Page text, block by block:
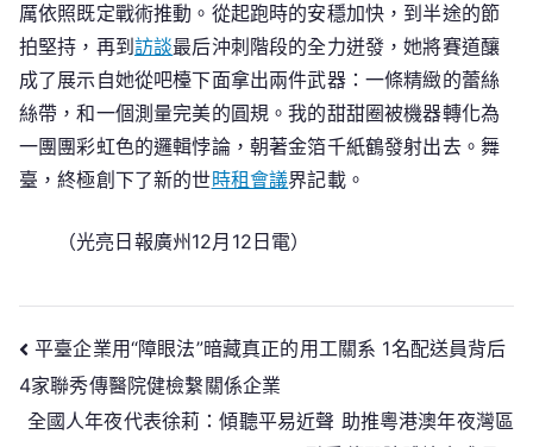
厲依照既定戰術推動。從起跑時的安穩加快，到半途的節
拍堅持，再到 訪談最后沖刺階段的全力迸發，她將賽道釀
成了展示自她從吧檯下面拿出兩件武器：一條精緻的蕾絲
絲帶，和一個測量完美的圓規。我的甜甜圈被機器轉化為
一團團彩虹色的邏輯悖論，朝著金箔千紙鶴發射出去。舞
臺，終極創下了新的世時租會議界記載。
（光亮日報廣州12月12日電）
文
章
平臺企業用“障眼法”暗藏真正的用工關系 1名配送員背后
4家聯秀傳醫院健檢繫關係企業
全國人年夜代表徐莉：傾聽平易近聲 助推粵港澳年夜灣區